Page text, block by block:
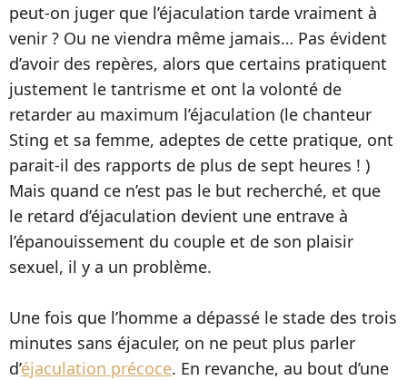
peut-on juger que l’éjaculation tarde vraiment à
venir ? Ou ne viendra même jamais… Pas évident
d’avoir des repères, alors que certains pratiquent
justement le tantrisme et ont la volonté de
retarder au maximum l’éjaculation (le chanteur
Sting et sa femme, adeptes de cette pratique, ont
parait-il des rapports de plus de sept heures ! )
Mais quand ce n’est pas le but recherché, et que
le retard d’éjaculation devient une entrave à
l’épanouissement du couple et de son plaisir
sexuel, il y a un problème.
Une fois que l’homme a dépassé le stade des trois
minutes sans éjaculer, on ne peut plus parler
d’éjaculation précoce. En revanche, au bout d’une